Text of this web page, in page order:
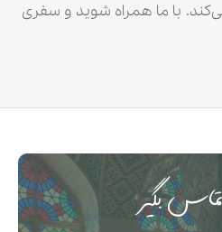
با ما همراه شوید و سفری
بگیر